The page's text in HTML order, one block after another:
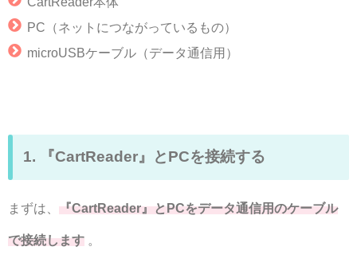
PC（ネットにつながっているもの）
microUSBケーブル（データ通信用）
1. 『CartReader』とPCを接続する
まずは、 『CartReader』とPCをデータ通信用のケーブル
で接続します 。